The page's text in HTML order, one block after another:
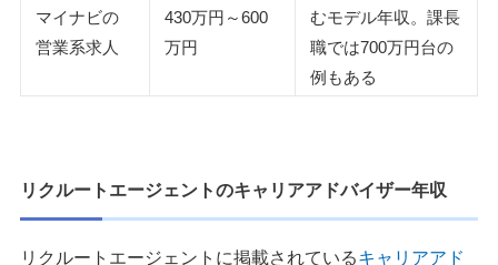
マイナビの
営業系求人
430万円～600
万円
むモデル年収。課長
職では700万円台の
例もある
リクルートエージェントのキャリアアドバイザー年収
リクルートエージェントに掲載されているキャリアアド